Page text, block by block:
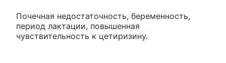
Почечная недостаточность, беременность,
период лактации, повышенная
чувствительность к цетиризину.